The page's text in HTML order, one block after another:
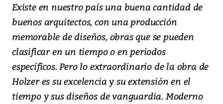
Existe en nuestro país una buena cantidad de
buenos arquitectos, con una producción
memorable de diseños, obras que se pueden
clasificar en un tiempo o en periodos
específicos. Pero lo extraordinario de la obra de
Holzer es su excelencia y su extensión en el
tiempo y sus diseños de vanguardia. Moderno